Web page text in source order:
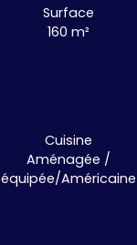
Surface
160 m²
Cuisine
Aménagée /
équipée/Américaine